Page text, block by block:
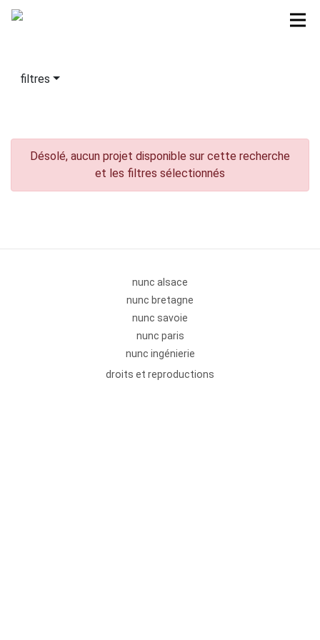
filtres
Désolé, aucun projet disponible sur cette recherche
et les filtres sélectionnés
nunc alsace
nunc bretagne
nunc savoie
nunc paris
nunc ingénierie
droits et reproductions